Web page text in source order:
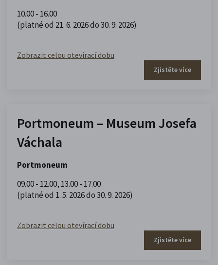
10.00 - 16.00
(platné od 21. 6. 2026 do 30. 9. 2026)
Zobrazit celou otevírací dobu
Zjistěte více
Portmoneum – Museum Josefa
Váchala
Portmoneum
09.00 - 12.00, 13.00 - 17.00
(platné od 1. 5. 2026 do 30. 9. 2026)
Zobrazit celou otevírací dobu
Zjistěte více